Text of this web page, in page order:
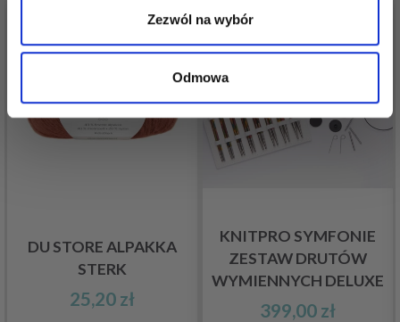
Zezwól na wybór
Odmowa
DU STORE ALPAKKA
STERK
25,20 zł
KNITPRO SYMFONIE
ZESTAW DRUTÓW
WYMIENNYCH DELUXE
399,00 zł